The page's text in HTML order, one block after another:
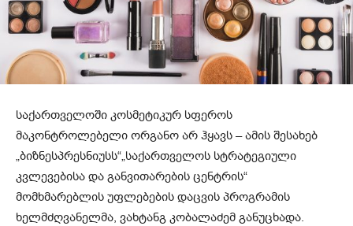
საქართველოში კოსმეტიკურ სფეროს
მაკონტროლებელი ორგანო არ ჰყავს – ამის შესახებ
„ბიზნესპრესნიუსს“„საქართველოს სტრატეგიული
კვლევებისა და განვითარების ცენტრის“
მომხმარებლის უფლებების დაცვის პროგრამის
ხელმძღვანელმა, ვახტანგ კობალაძემ განუცხადა.